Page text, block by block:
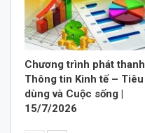
Chương trình phát thanh
Thông tin Kinh tế – Tiêu
dùng và Cuộc sống |
15/7/2026